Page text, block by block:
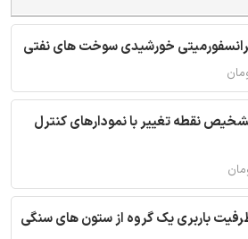
خورشیدی سوخت های نفتی
نقطه تغییر با نمودارهای کنترل
باربری یک گروه از ستون های سنگی